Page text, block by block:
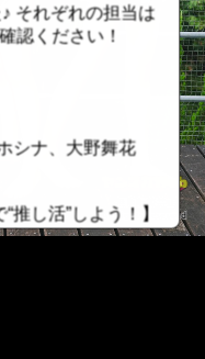
それぞれの担当は
認ください！
シナ、大野舞花
推し活”しよう！】
号〟で古参ファ